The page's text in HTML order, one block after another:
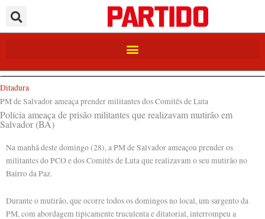
para
o
Ditadura
PM de Salvador ameaça prender militantes dos Comitês de Luta
Polícia ameaça de prisão militantes que realizavam mutirão em
Salvador (BA)
Na manhã deste domingo (28), a PM de Salvador ameaçou prender os
militantes do PCO e dos Comitês de Luta que realizavam o seu mutirão no
Bairro da Paz.
Durante o mutirão, que ocorre todos os domingos no local, um sargento da
PM, com abordagem tipicamente truculenta e ditatorial, interrompeu a